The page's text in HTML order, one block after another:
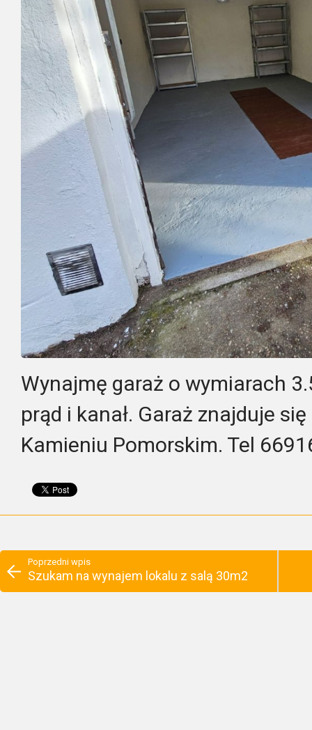
Wynajmę garaż o wymiarach
prąd i kanał. Garaż znajduje
Kamieniu Pomorskim. Tel
Poprzedni wpis
Szukam na wynajem lokalu z salą 30m2